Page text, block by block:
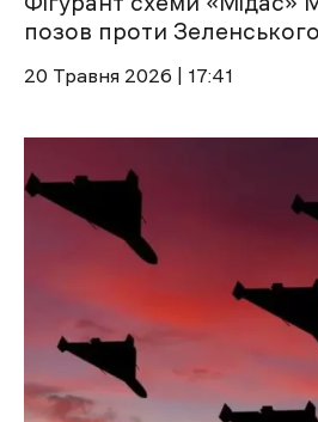
позов проти Зеленського
20 Травня 2026 | 17:41